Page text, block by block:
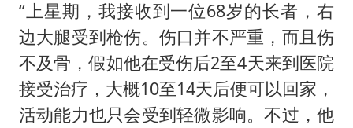
“上星期，我接收到一位68岁的长者，右
边大腿受到枪伤。伤口并不严重，而且伤
不及骨，假如他在受伤后2至4天来到医院
接受治疗，大概10至14天后便可以回家，
活动能力也只会受到轻微影响。不过，他